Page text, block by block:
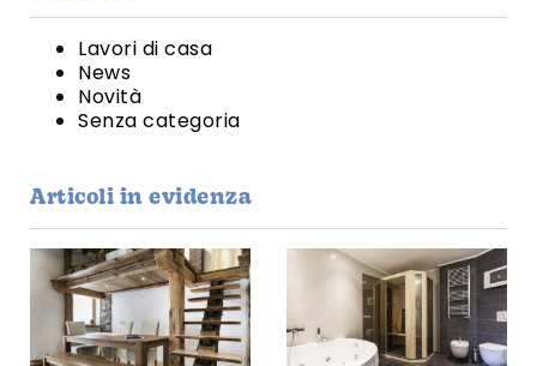
Lavori di casa
News
Novità
Senza categoria
Articoli in evidenza